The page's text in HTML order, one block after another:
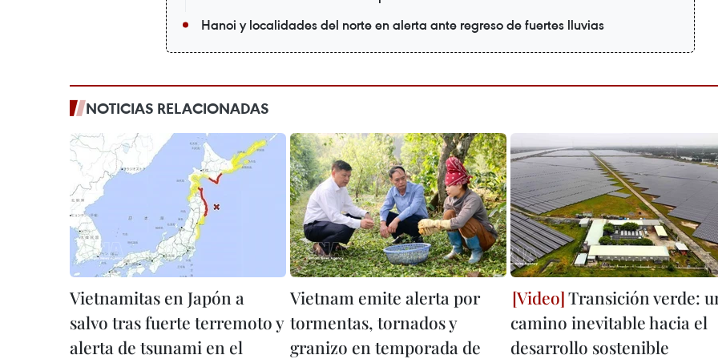
Hanoi y localidades del norte en alerta ante regreso de fuertes lluvias
NOTICIAS RELACIONADAS
Vietnamitas en Japón a
salvo tras fuerte terremoto y
alerta de tsunami en el
Vietnam emite alerta por
tormentas, tornados y
granizo en temporada de
Transición verde:
camino inevitable hacia el
desarrollo sostenible